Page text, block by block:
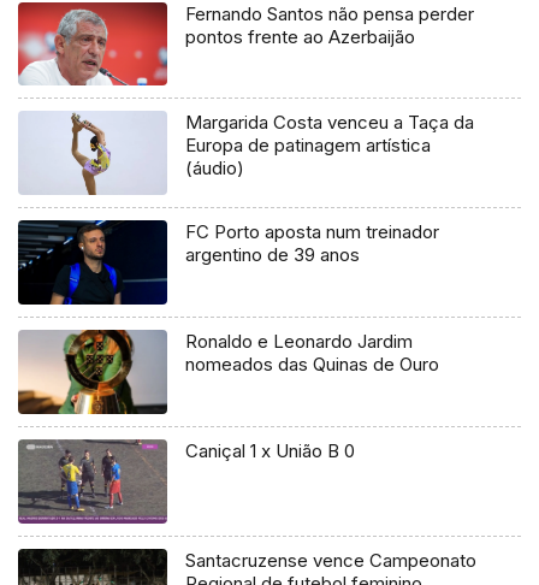
Fernando Santos não pensa perder
pontos frente ao Azerbaijão
Margarida Costa venceu a Taça da
Europa de patinagem artística
(áudio)
FC Porto aposta num treinador
argentino de 39 anos
Ronaldo e Leonardo Jardim
nomeados das Quinas de Ouro
Caniçal 1 x União B 0
Santacruzense vence Campeonato